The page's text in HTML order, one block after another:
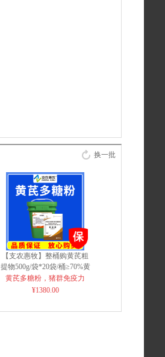
换一批
【支农惠牧】整桶购黄芪粗
提物500g/袋*20袋/桶≥70%黄
芪多糖粉饲料添加剂僵猪
黄芪多糖粉，猪群免疫力
¥1380.00